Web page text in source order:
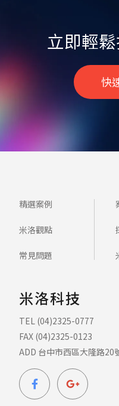
立即輕
快
精選案例
米洛觀點
常見問題
米洛科技
TEL (04)2325-0777
FAX (04)2325-0123
ADD 台中市西區大隆路20